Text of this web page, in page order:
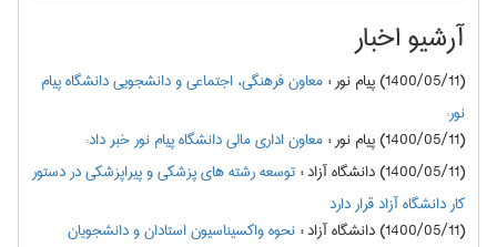
آرشیو اخبار
(1400/05/11) پیام نور :معاون فرهنگی، اجتماعی و دانشجویی دانشگاه پیام
نور:
(1400/05/11) پیام نور
:معاون اداری مالی دانشگاه پیام نور خبر داد:
(1400/05/11) دانشگاه آزاد
:توسعه رشته های پزشکی و پیراپزشکی در دستور
کار دانشگاه آزاد قرار دارد
(1400/05/11) دانشگاه آزاد
:نحوه واکسیناسیون استادان و دانشجویان